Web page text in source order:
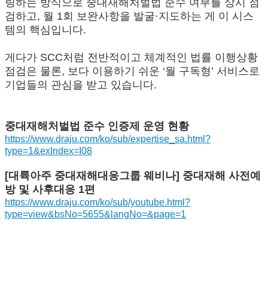
링하는 방식으로 중대재해처벌법 준수 여부를 상시 점
검하고, 월 1회 보완사항을 발굴·지도하는 게 이 시스
템의 핵심입니다.
게다가 SCC처럼 전반적이고 체계적인 법률 이행상황
점검은 물론, 보다 이용하기 쉬운 ‘월 구독형’ 서비스로
기업들의 관심을 받고 있습니다.
중대재해처벌법 준수 인증제 운영 현황
https://www.draju.com/ko/sub/expertise_sa.html?
type=1&exIndex=I08
[대륙아주 중대재해대응그룹 웨비나] 중대재해 사전예
방 및 사후대응 1편
https://www.draju.com/ko/sub/youtube.html?
type=view&bsNo=5655&langNo=&page=1